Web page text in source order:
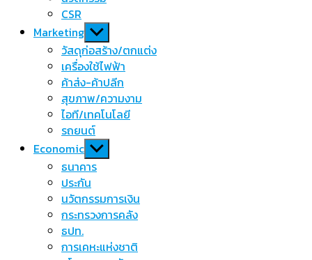
CSR
Marketing Show
sub
menu
วัสดุก่อสร้าง/ตกแต่ง
เครื่องใช้ไฟฟ้า
ค้าส่ง-ค้าปลีก
สุขภาพ/ความงาม
ไอที/เทคโนโลยี
รถยนต์
Economic Show
sub
menu
ธนาคาร
ประกัน
นวัตกรรมการเงิน
กระทรวงการคลัง
ธปท.
การเคหะแห่งชาติ